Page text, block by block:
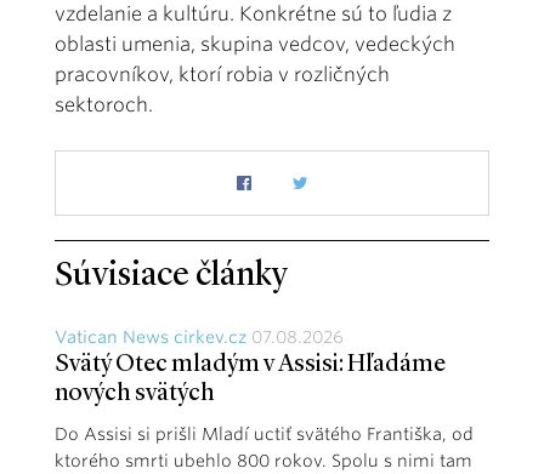
vzdelanie a kultúru. Konkrétne sú to ľudia z
oblasti umenia, skupina vedcov, vedeckých
pracovníkov, ktorí robia v rozličných
sektoroch.
Súvisiace články
Vatican News cirkev.cz 07.08.2026
Svätý Otec mladým v Assisi: Hľadáme
nových svätých
Do Assisi si prišli Mladí uctiť svätého Františka, od
ktorého smrti ubehlo 800 rokov. Spolu s nimi tam